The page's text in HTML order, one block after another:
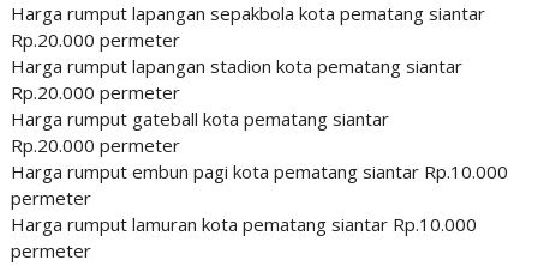
Harga rumput lapangan sepakbola kota pematang siantar
Rp.20.000 permeter
Harga rumput lapangan stadion kota pematang siantar
Rp.20.000 permeter
Harga rumput gateball kota pematang siantar
Rp.20.000 permeter
Harga rumput embun pagi kota pematang siantar Rp.10.000
permeter
Harga rumput lamuran kota pematang siantar Rp.10.000
permeter